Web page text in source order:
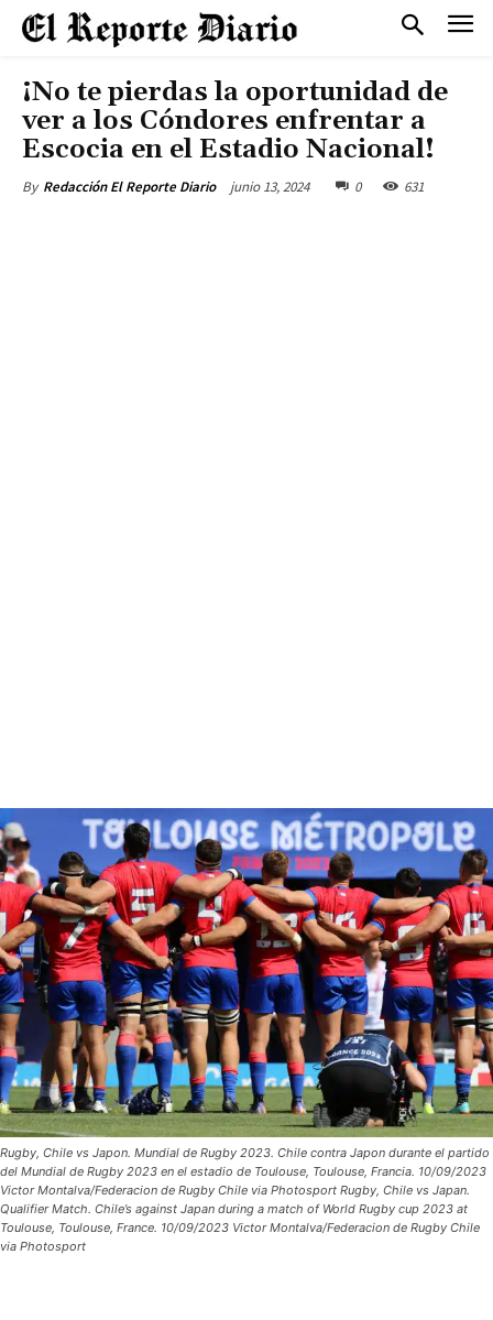
¡No te pierdas la oportunidad de
ver a los Cóndores enfrentar a
Escocia en el Estadio Nacional!
By Redacción El Reporte Diario junio 13, 2024 0 631
Rugby, Chile vs Japon. Mundial de Rugby 2023. Chile contra Japon durante el partido
del Mundial de Rugby 2023 en el estadio de Toulouse, Toulouse, Francia. 10/09/2023
Victor Montalva/Federacion de Rugby Chile via Photosport Rugby, Chile vs Japan.
Qualifier Match. Chile’s against Japan during a match of World Rugby cup 2023 at
Toulouse, Toulouse, France. 10/09/2023 Victor Montalva/Federacion de Rugby Chile
via Photosport